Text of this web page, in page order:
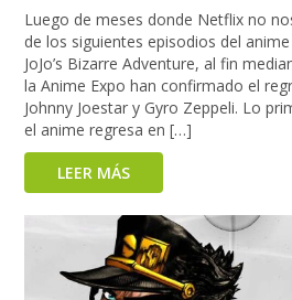
Luego de meses donde Netflix no
de los siguientes episodios del anime
JoJo’s Bizarre Adventure, al fin
la Anime Expo han confirmado el
Johnny Joestar y Gyro Zeppeli. Lo
el anime regresa en […]
LEER MÁS